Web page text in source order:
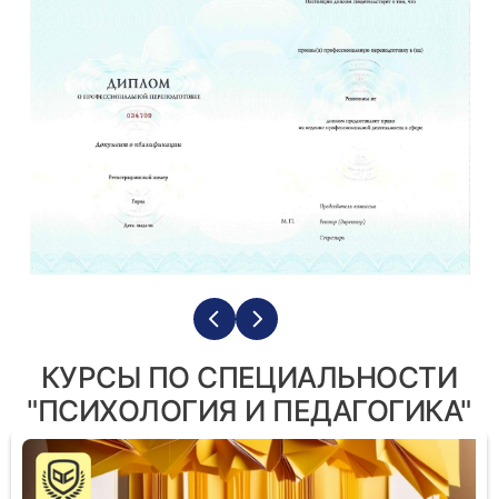
КУРСЫ ПО СПЕЦИАЛЬНОСТИ
"ПСИХОЛОГИЯ И ПЕДАГОГИКА"